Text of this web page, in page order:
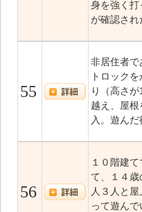
身を強く打
が確認され
55
非居住者で
トロック
り（高さ
越え、屋
入。遊んだ
56
１０階建
て、１４
人３人と
って遊んで